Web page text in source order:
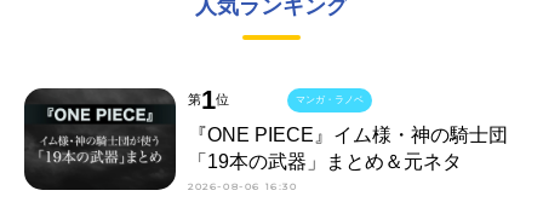
人気ランキング
第1位
『ONE PIECE』イム様・神の騎士団
「19本の武器」まとめ＆元ネタ
2026-08-06 16:30
マンガ・ラノベ